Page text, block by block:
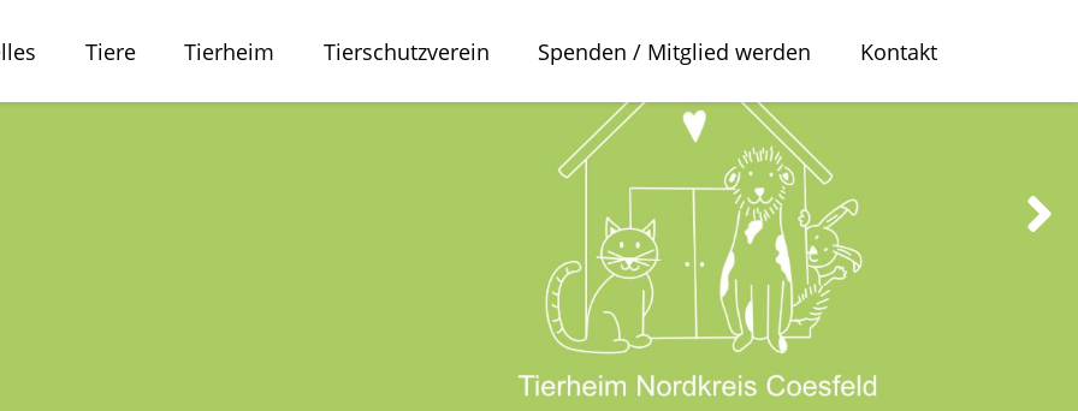
Tiere Tierheim Tierschutzverein Spenden / Mitglied werden Kontakt